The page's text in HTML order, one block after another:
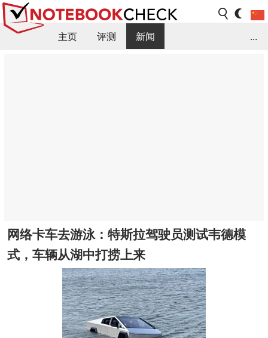
主页 评测
新闻
...
网络卡车去游泳：特斯拉驾驶员测试韦德模
式，车辆从湖中打捞上来